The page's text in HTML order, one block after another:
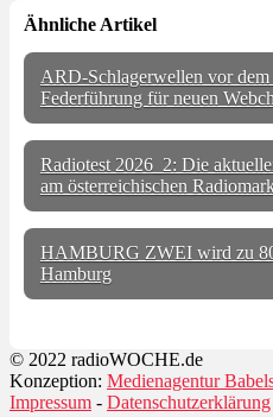
Ähnliche Artikel
ARD-Schlagerwellen vor
Federführung für neuen
Radiotest 2026_2: Die
am österreichischen
HAMBURG ZWEI wird zu
Hamburg
© 2022 radioWOCHE.de
Konzeption: Medienagentur
Impressum - Datenschutzerklärung